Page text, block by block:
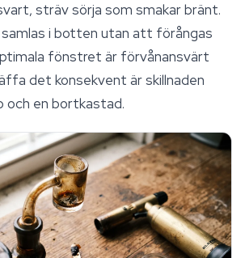
sträv sörja som smakar bränt.
i botten utan att förångas
fönstret är förvånansvärt
det konsekvent är skillnaden
och en bortkastad.